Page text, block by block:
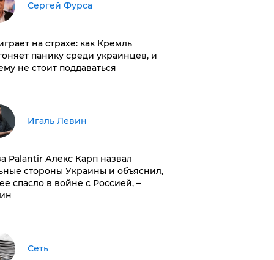
Сергей Фурса
на страхе: как Кремль
панику среди украинцев, и
не стоит поддаваться
Игаль Левин
Palantir Алекс Карп назвал
стороны Украины и объяснил,
спасло в войне с Россией, –
Сеть